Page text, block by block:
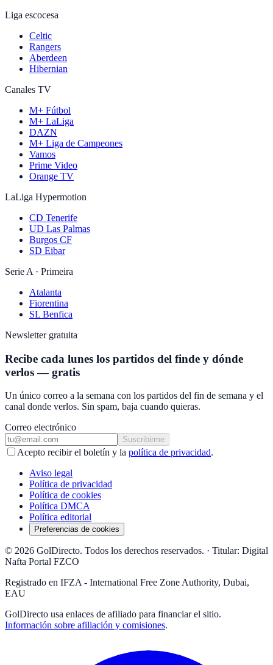
Liga escocesa
Celtic
Rangers
Aberdeen
Hibernian
Canales TV
M+ Fútbol
M+ LaLiga
DAZN
M+ Liga de Campeones
Vamos
Prime Video
Orange TV
LaLiga Hypermotion
CD Tenerife
UD Las Palmas
Burgos CF
SD Eibar
Serie A · Primeira
Atalanta
Fiorentina
SL Benfica
Newsletter gratuita
Recibe cada lunes los partidos del finde y dónde
verlos — gratis
Un único correo a la semana con los partidos del fin de semana y el
canal donde verlos. Sin spam, baja cuando quieras.
Correo electrónico
Suscribirme
Acepto recibir el boletín y la política de privacidad.
Aviso legal
Política de privacidad
Política de cookies
Política DMCA
Política editorial
Preferencias de cookies
© 2026 GolDirecto. Todos los derechos reservados. · Titular: Digital
Nafta Portal FZCO
Registrado en IFZA - International Free Zone Authority, Dubai,
EAU
GolDirecto usa enlaces de afiliado para financiar el sitio.
Información sobre afiliación y comisiones.